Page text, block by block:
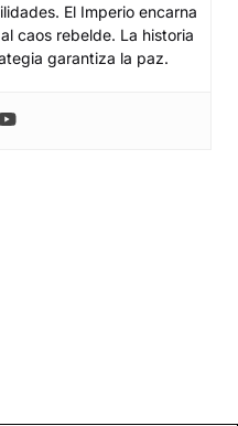
El Imperio encarna
caos rebelde. La historia
garantiza la paz.